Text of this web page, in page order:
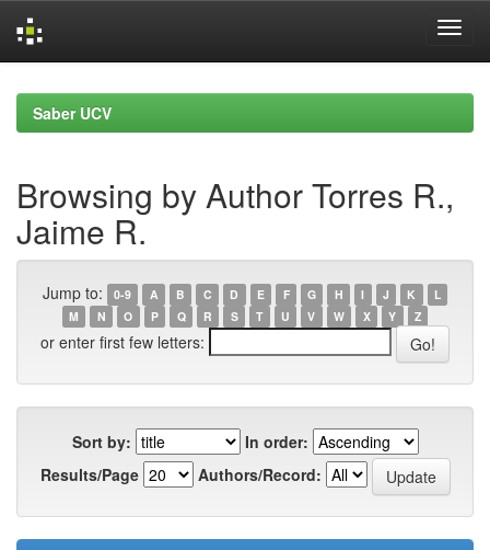
navigationSaber UCV
Browsing by Author Torres R.,
Jaime R.
Jump to: 0-9 A B C D E F G H I J K
L
M
N O P Q R S T U V W X Y Z
or enter first few letters:
Sort by:
In order:
Results/Page
Authors/Record: